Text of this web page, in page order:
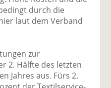
durch die
laut dem Verband
zur
2. Hälfte des letzten
Jahres aus. Fürs 2.